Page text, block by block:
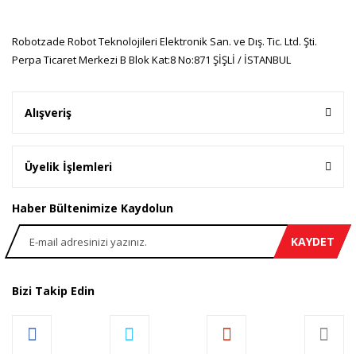
Gönder
Robotzade Robot Teknolojileri Elektronik San. ve Dış. Tic. Ltd. Şti.
Perpa Ticaret Merkezi B Blok Kat:8 No:871 ŞİŞLİ / İSTANBUL
Alışveriş
Üyelik İşlemleri
Haber Bültenimize Kaydolun
KAYDET
Bizi Takip Edin